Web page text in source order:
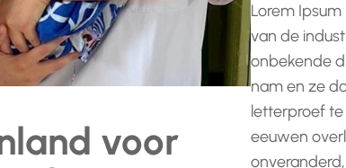
voor
Lorem
van de
onbekende
nam en ze
letterproef te
eeuwen